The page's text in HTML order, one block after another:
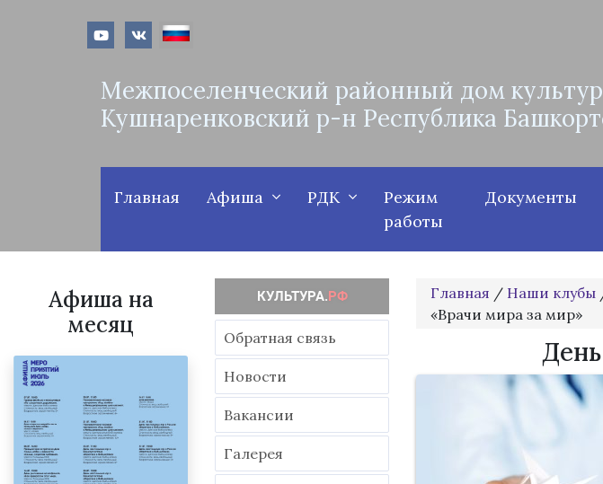
Межпоселенческий районный дом
Кушнаренковский р-н Республика
Главная Афиша РДК
Режим
работы
Документы
Афиша на
месяц
Обратная связь
Новости
Вакансии
Гaлерея
Главная / Наши клубы
«Врачи мира за мир»